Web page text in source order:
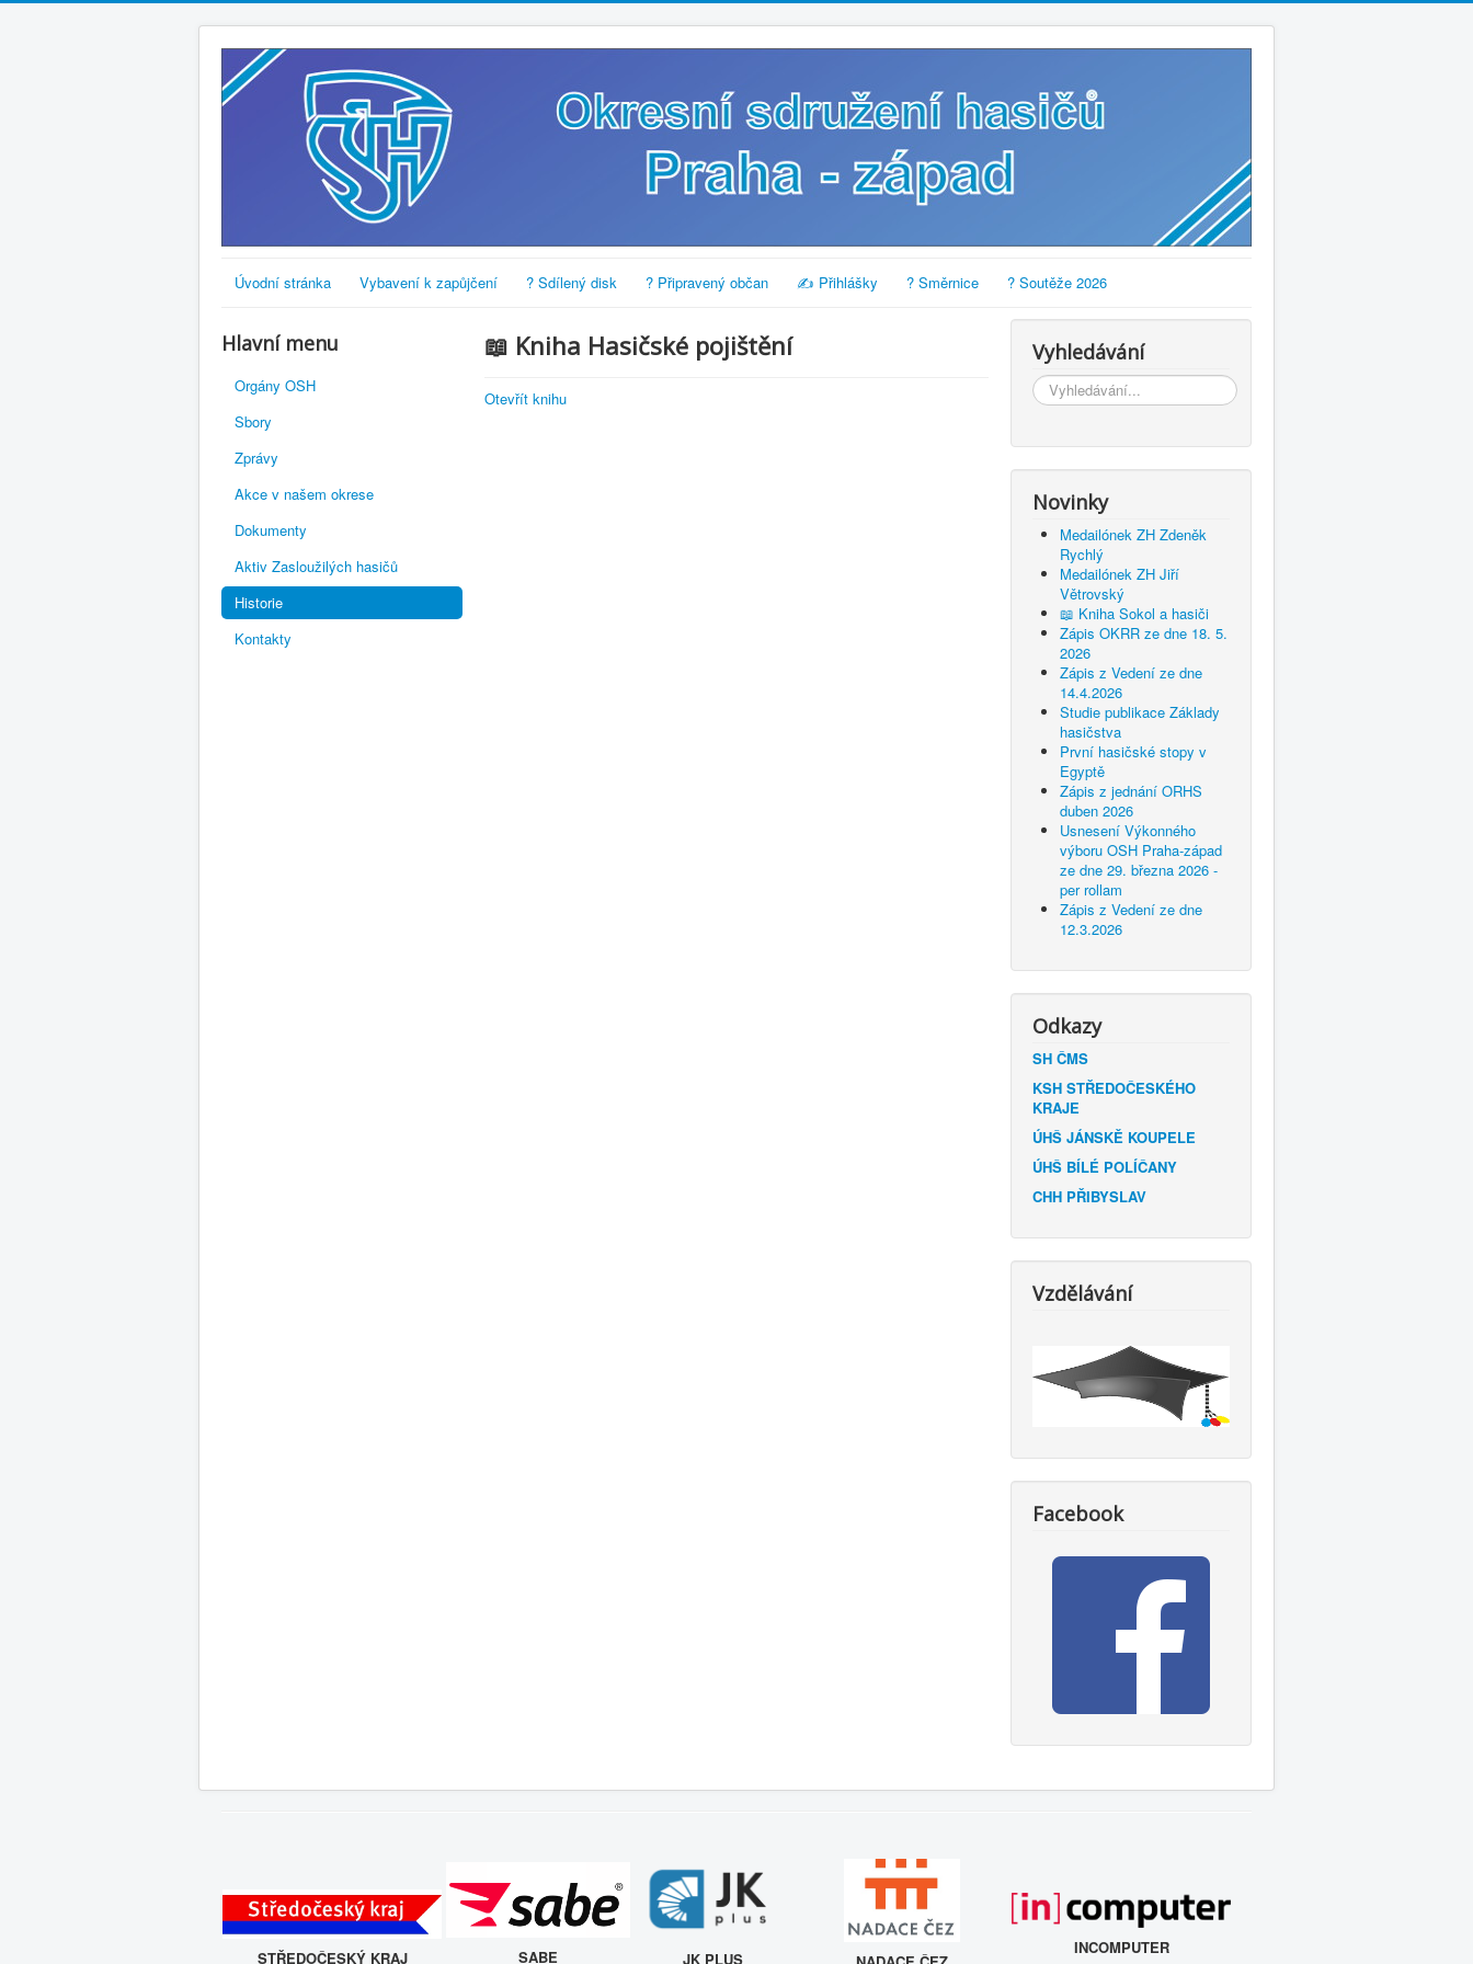
Úvodní stránka Vybavení k zapůjčení ? Sdílený disk ? Připravený občan ✍️ Přihlášky ? Směrnice ? Soutěže 2026
Hlavní menu
Orgány OSH
Sbory
Zprávy
Akce v našem okrese
Dokumenty
Aktiv Zasloužilých hasičů
Historie
Kontakty
📖 Kniha Hasičské pojištění
Otevřít knihu
Vyhledávání
Vyhledávání...
Novinky
Medailónek ZH Zdeněk
Rychlý
Medailónek ZH Jiří
Větrovský
📖 Kniha Sokol a hasiči
Zápis OKRR ze dne 18. 5.
2026
Zápis z Vedení ze dne
14.4.2026
Studie publikace Základy
hasičstva
První hasičské stopy v
Egyptě
Zápis z jednání ORHS
duben 2026
Usnesení Výkonného
výboru OSH Praha-západ
ze dne 29. března 2026 -
per rollam
Zápis z Vedení ze dne
12.3.2026
Odkazy
SH ČMS
KSH STŘEDOČESKÉHO
KRAJE
ÚHŠ JÁNSKĚ KOUPELE
ÚHŠ BÍLÉ POLÍČANY
CHH PŘIBYSLAV
Vzdělávání
Facebook
STŘEDOČESKÝ KRAJ SABE JK PLUS
INCOMPUTER